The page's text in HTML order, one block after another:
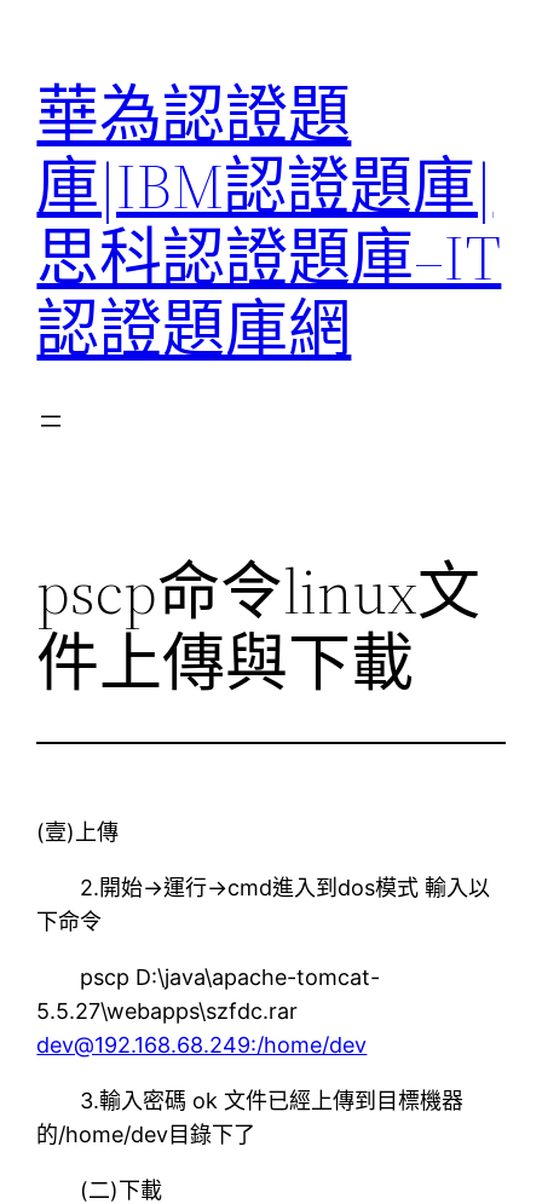
華為認證題
庫|IBM認證題庫|
思科認證題庫–IT
認證題庫網
pscp命令linux文
件上傳與下載
(壹)上傳
2.開始→運行→cmd進入到dos模式 輸入以
下命令
pscp D:\java\apache-tomcat-
5.5.27\webapps\szfdc.rar
dev@192.168.68.249:/home/dev
3.輸入密碼 ok 文件已經上傳到目標機器
的/home/dev目錄下了
(二)下載